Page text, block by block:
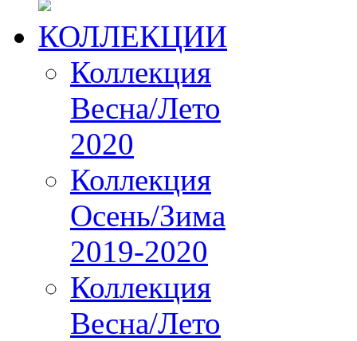
КОЛЛЕКЦИИ
Коллекция
Весна/Лето
2020
Коллекция
Осень/Зима
2019-2020
Коллекция
Весна/Лето